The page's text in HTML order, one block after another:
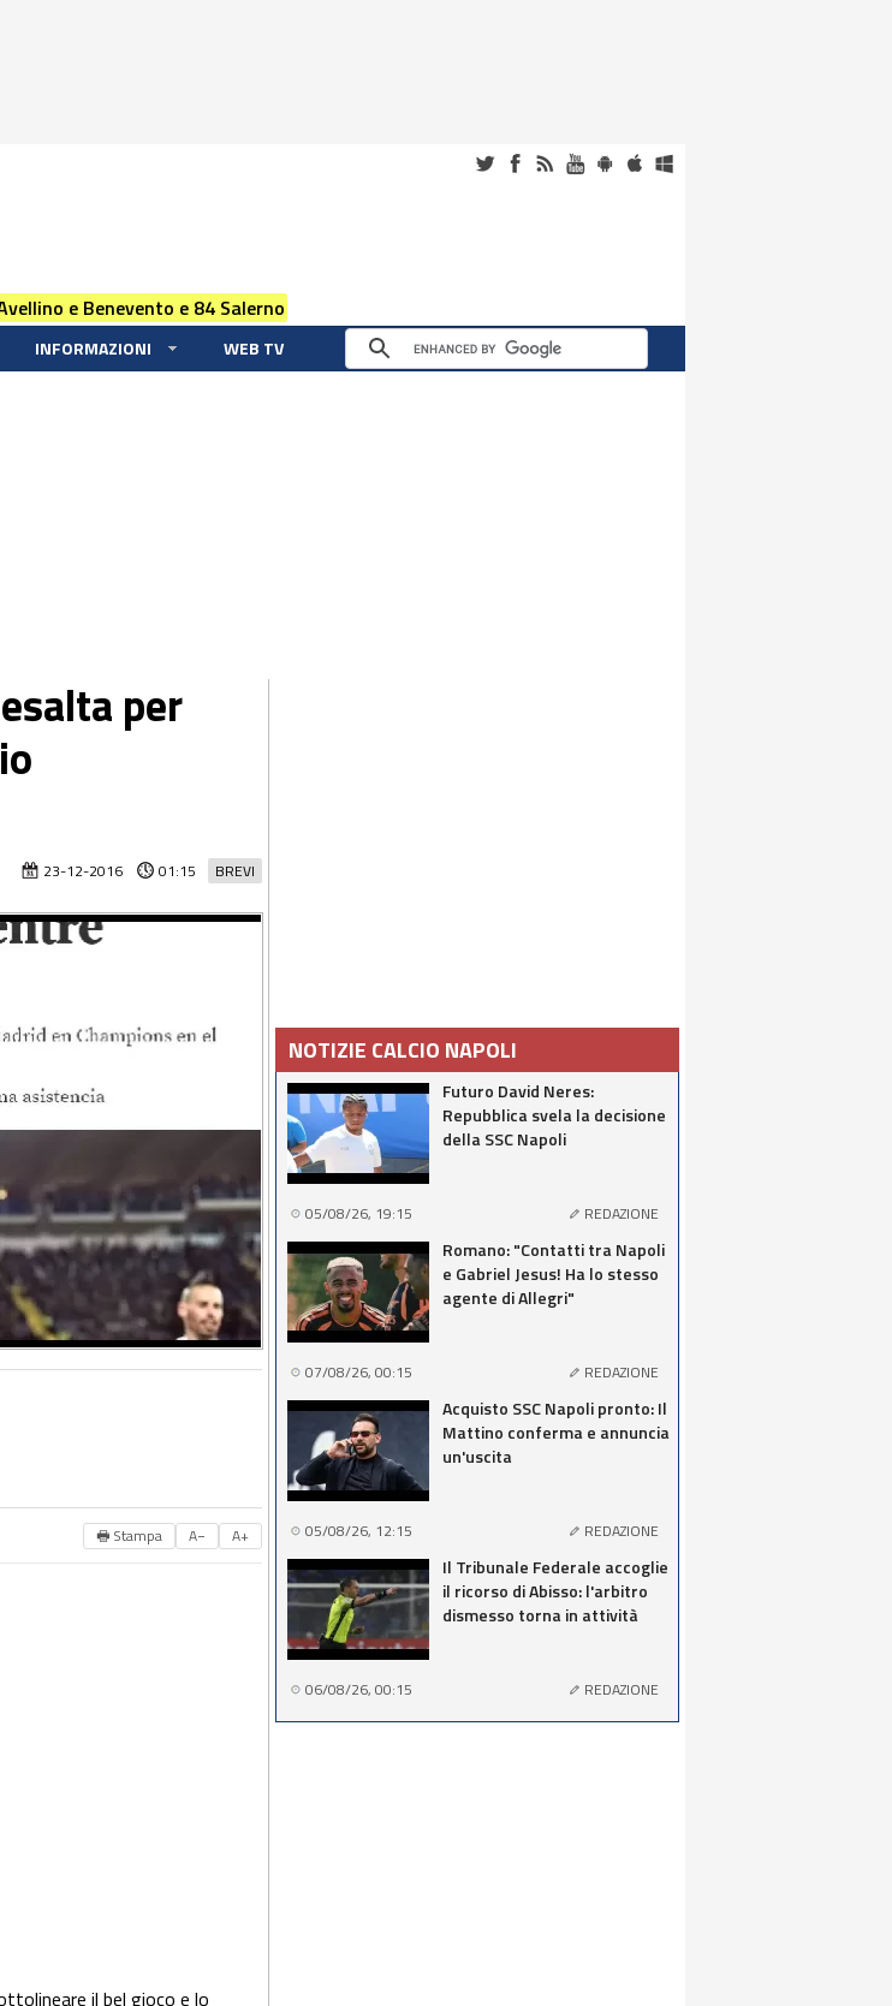
e Benevento e 84 Salerno
INFORMAZIONI WEB TV
per
BREVI
23-12-2016 01:15
🖶 Stampa A− A+
il bel gioco e lo
NOTIZIE CALCIO NAPOLI
Futuro David Neres:
Repubblica svela la decisione
della SSC Napoli
05/08/26, 19:15 REDAZIONE
Romano: "Contatti tra Napoli
e Gabriel Jesus! Ha lo stesso
agente di Allegri"
07/08/26, 00:15 REDAZIONE
Acquisto SSC Napoli pronto: Il
Mattino conferma e annuncia
un'uscita
05/08/26, 12:15 REDAZIONE
Il Tribunale Federale accoglie
il ricorso di Abisso: l'arbitro
dismesso torna in attività
06/08/26, 00:15 REDAZIONE